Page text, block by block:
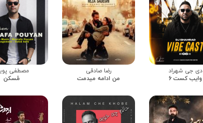
دی جی شهراد
وایب کست 6
رضا صادقی
من ادامه میدمت
مصطفی
مُسکن